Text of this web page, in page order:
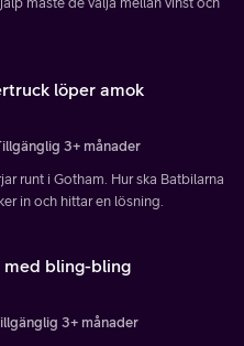
löper amok
3+ månader
runt i Gotham. Hur ska Batbilarna
in och hittar en lösning.
med bling-bling
3+ månader